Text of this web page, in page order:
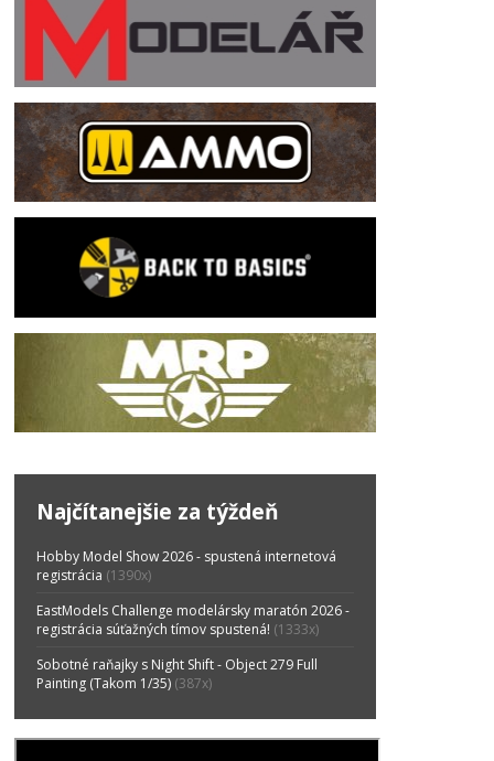
Najčítanejšie za týždeň
Hobby Model Show 2026 - spustená internetová
registrácia (1390x)
EastModels Challenge modelársky maratón 2026 -
registrácia súťažných tímov spustená! (1333x)
Sobotné raňajky s Night Shift - Object 279 Full
Painting (Takom 1/35) (387x)